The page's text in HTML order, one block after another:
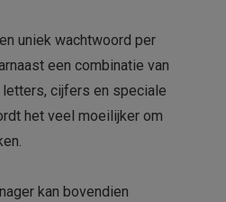
uniek wachtwoord per
een combinatie van
cijfers en speciale
het veel moeilijker om
kan bovendien